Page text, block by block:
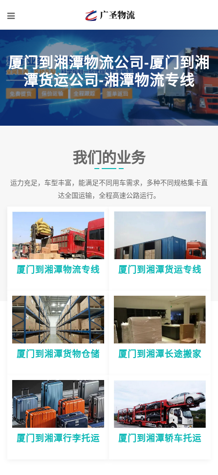
厦门到湘潭物流公司-厦门到湘
潭货运公司-湘潭物流专线
我们的业务
运力充足，车型丰富，能满足不同用车需求，多种不同规格集卡直
达全国运输，全程高速公路运行。
厦门到湘潭物流专线 厦门到湘潭货运专线
厦门到湘潭货物仓储 厦门到湘潭长途搬家
厦门到湘潭行李托运 厦门到湘潭轿车托运